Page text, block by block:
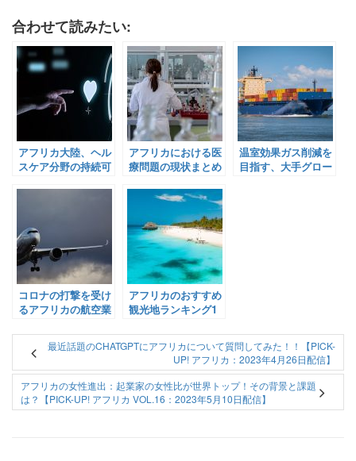
合わせて読みたい:
アフリカ大陸、ヘル
スケア分野の持続可
3月22日配信】
アフリカにおける医
療問題の現状まとめ
カ Vol.8：2023年3
温室効果ガス削減を
目指す、大手グロー
コロナの打撃を受け
るアフリカの航空業
は？【Pick-Up! ア
フリカ Vol. 139：
2021年3月28日配
信】
アフリカのおすすめ
観光地ランキング1
ルワンダ・タンザニ
ア・エジプト・ウガ
ンダ〜【Pick-Up!
アフリカ Vol.18：
2023年6月20日配
信】
最近話題のCHATGPTにアフリカについて質問してみた！！【PICK-
UP! アフリカ：2023年4月26日配信】
アフリカの女性進出：起業家の女性比が世界トップ！その背景と課題
は？【PICK-UP! アフリカ VOL.16：2023年5月10日配信】